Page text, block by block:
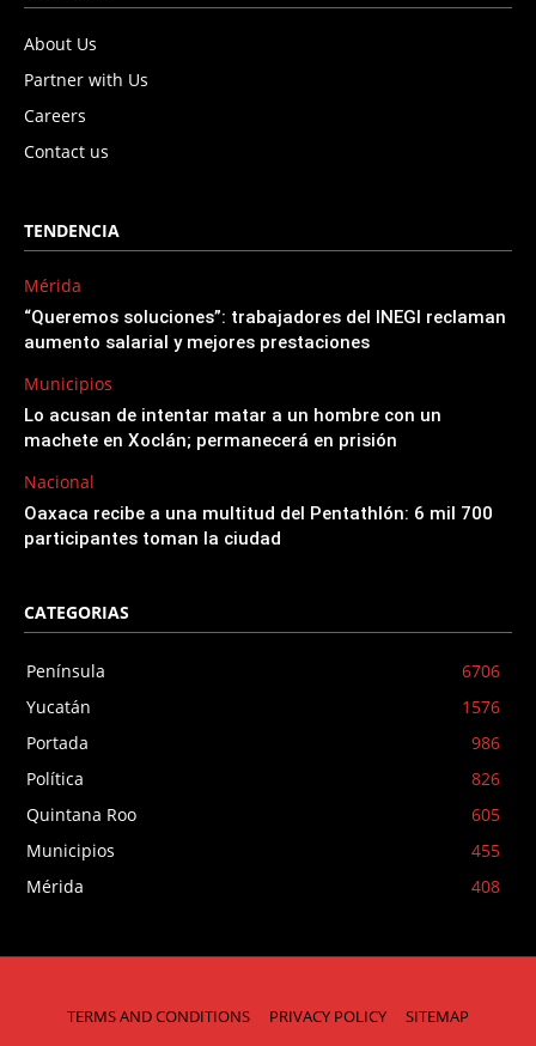
About Us
Partner with Us
Careers
Contact us
TENDENCIA
Mérida
“Queremos soluciones”: trabajadores del INEGI reclaman
aumento salarial y mejores prestaciones
Municipios
Lo acusan de intentar matar a un hombre con un
machete en Xoclán; permanecerá en prisión
Nacional
Oaxaca recibe a una multitud del Pentathlón: 6 mil 700
participantes toman la ciudad
CATEGORIAS
Península
6706
Yucatán
1576
Portada
986
Política
826
Quintana Roo
605
Municipios
455
Mérida
408
TERMS AND CONDITIONS PRIVACY POLICY SITEMAP